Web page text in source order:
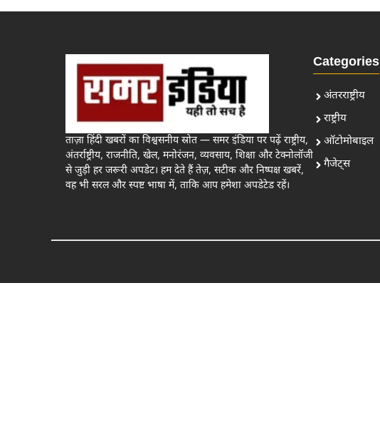
ताज़ा हिंदी खबरों का विश्वसनीय स्रोत — समर इंडिया पर पढ़ें राष्ट्रीय,
अंतर्राष्ट्रीय, राजनीति, खेल, मनोरंजन, व्यवसाय, शिक्षा और टेक्नोलॉजी
से जुड़ी हर जरूरी अपडेट। हम देते हैं तेज़, सटीक और निष्पक्ष खबरें,
वह भी सरल और स्पष्ट भाषा में, ताकि आप हमेशा अपडेटेड रहें।
Categories
अंतरराष्ट्रीय
राष्ट्रीय
ऑटोमोबाइल
गैजेट्स